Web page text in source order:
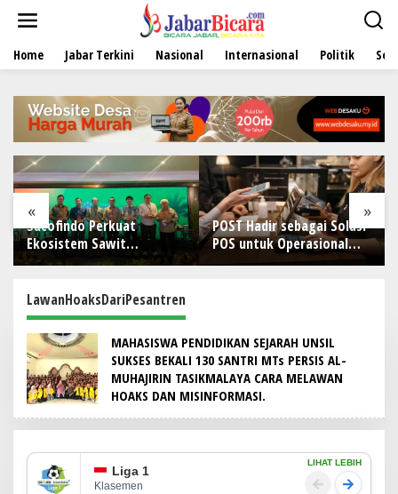
t
Home Jabar Terkini Nasional Internasional Politik
« »
Sucofindo Perkuat
Ekosistem Sawit
Berkelanjutan melalui
POST Hadir sebagai Solusi
POS untuk Operasional
Restoran
LawanHoaksDariPesantren
MAHASISWA PENDIDIKAN SEJARAH UNSIL
SUKSES BEKALI 130 SANTRI MTs PERSIS AL-
MUHAJIRIN TASIKMALAYA CARA MELAWAN
HOAKS DAN MISINFORMASI.
Liga 1
Klasemen
LIHAT LEBIH